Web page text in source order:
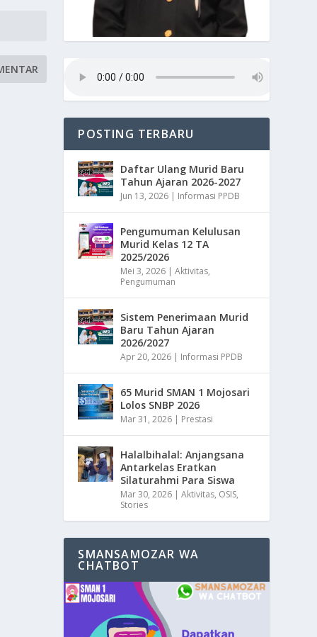
POSTING TERBARU
Daftar Ulang Murid Baru
Tahun Ajaran 2026-2027
Jun 13, 2026 Informasi PPDB
Pengumuman Kelulusan
Murid Kelas 12 TA
2025/2026
Mei 3, 2026 |Aktivitas,
Pengumuman
Sistem Penerimaan Murid
Baru Tahun Ajaran
2026/2027
Apr 20, 2026 Informasi PPDB
65 Murid SMAN 1 Mojosari
Lolos SNBP 2026
Mar 31, 2026 Prestasi
Halalbihalal: Anjangsana
Antarkelas Eratkan
Silaturahmi Para Siswa
Mar 30, 2026 |Aktivitas, OSIS,
Stories
SMANSAMOZAR WA
CHATBOT